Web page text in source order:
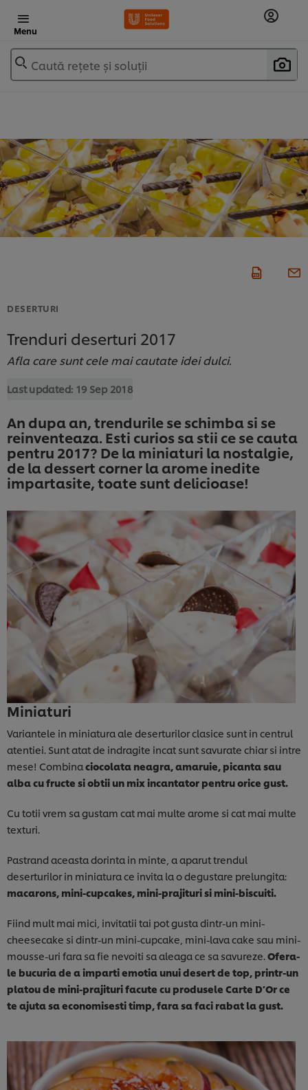
Menu
Caută rețete și soluții
DESERTURI
Trenduri deserturi 2017
Afla care sunt cele mai cautate idei dulci.
Last updated: 19 Sep 2018
An dupa an, trendurile se schimba si se
reinventeaza. Esti curios sa stii ce se cauta
pentru 2017? De la miniaturi la nostalgie,
de la dessert corner la arome inedite
impartasite, toate sunt delicioase!
Miniaturi
Variantele in miniatura ale deserturilor clasice sunt in centrul
atentiei. Sunt atat de indragite incat sunt savurate chiar si intre
mese! Combinaciocolata neagra, amaruie, picanta sau
alba cu fructe si obtii un mix incantator pentru orice gust.
Cu totii vrem sa gustam cat mai multe arome si cat mai multe
texturi.
Pastrand aceasta dorinta in minte, a aparut trendul
deserturilor in miniatura ce invita la o degustare prelungita:
macarons, mini-cupcakes, mini-prajituri si mini-biscuiti.
Fiind mult mai mici, invitatii tai pot gusta dintr-un mini-
cheesecake si dintr-un mini-cupcake, mini-lava cake sau mini-
mousse-uri fara sa fie nevoiti sa aleaga ce sa savureze.Ofera-
le bucuria de a imparti emotia unui desert de top, printr-un
platou de mini-prajituri facute cu produsele Carte D’Or ce
te ajuta sa economisesti timp, fara sa faci rabat la gust.